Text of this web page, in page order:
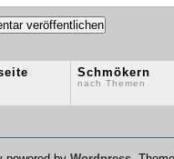
Schmökern
nach Themen